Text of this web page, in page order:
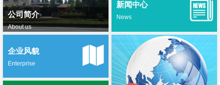
公司简介
About us
新闻中心
News
企业风貌
Enterprise